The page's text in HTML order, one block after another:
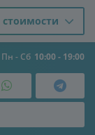
стоимости
Пн - Сб 10:00 - 19:00
перегородки